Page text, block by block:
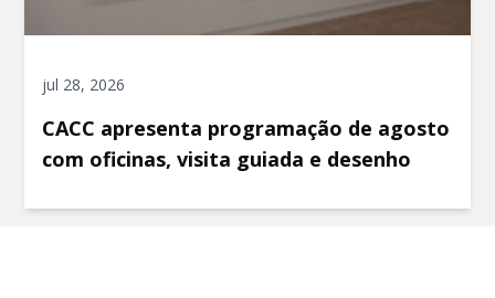
jul 28, 2026
CACC apresenta programação de agosto
com oficinas, visita guiada e desenho